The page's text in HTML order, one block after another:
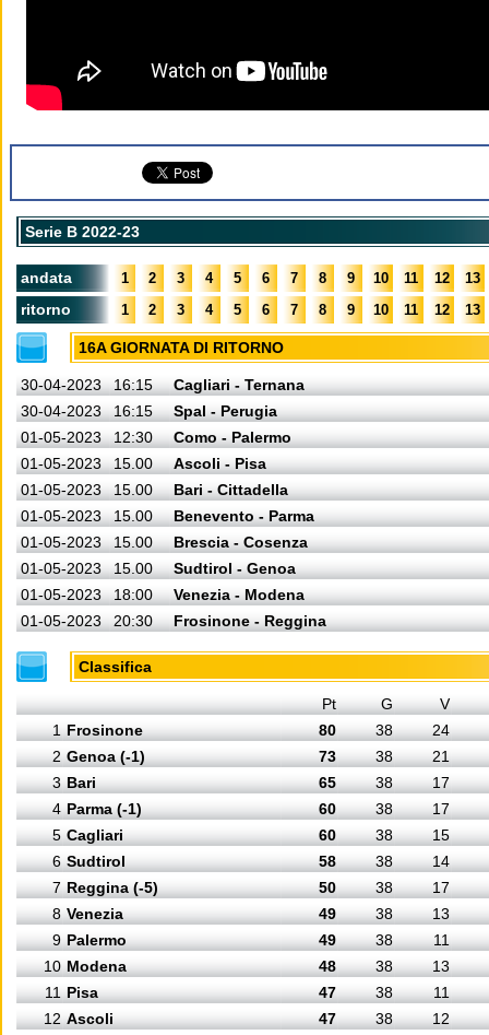
Serie B 2022-23
andata 1 2 3 4 5 6 7 8 9 10 11 12 13
ritorno 1 2 3 4 5 6 7 8 9 10 11 12 13
16A GIORNATA DI RITORNO
30-04-2023 16:15
Cagliari - Ternana
30-04-2023
16:15
Spal - Perugia
01-05-2023
12:30
Como - Palermo
01-05-2023
15.00
Ascoli - Pisa
01-05-2023
15.00
Bari - Cittadella
01-05-2023
15.00
Benevento - Parma
01-05-2023
15.00
Brescia - Cosenza
01-05-2023
15.00
Sudtirol - Genoa
01-05-2023
18:00
Venezia - Modena
01-05-2023
20:30 Frosinone - Reggina
Classifica
Pt G
V
1 Frosinone 80 38
24
2 Genoa (-1) 73 38
21
3 Bari 65 38
17
4 Parma (-1) 60 38
17
5 Cagliari 60 38
15
6 Sudtirol 58 38
14
7 Reggina (-5) 50 38
17
8 Venezia 49 38
13
9 Palermo 49 38
11
10 Modena 48 38
13
11 Pisa 47 38
11
12 Ascoli 47 38
12